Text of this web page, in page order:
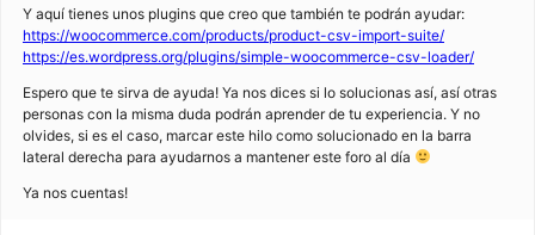
Y aquí tienes unos plugins que creo que también te podrán ayudar:
https://woocommerce.com/products/product-csv-import-suite/
https://es.wordpress.org/plugins/simple-woocommerce-csv-loader/
Espero que te sirva de ayuda! Ya nos dices si lo solucionas así, así otras
personas con la misma duda podrán aprender de tu experiencia. Y no
olvides, si es el caso, marcar este hilo como solucionado en la barra
lateral derecha para ayudarnos a mantener este foro al día
Ya nos cuentas!